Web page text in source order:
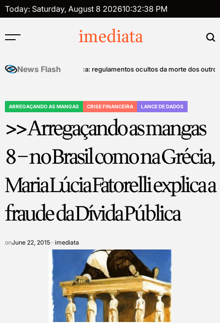
Skip
to
Today: Saturday, August 8 202610:32:39 PM
imediata
News Flash
mentalTanatopolítica: regulamentos ocultos da morte dos outros –
POSTED
ARREGAÇANDO AS MANGAS CRISE FINANCEIRA LANCE DE DADOS
>> Arregaçando as mangas
8 – no Brasil como na Grécia,
Maria Lúcia Fatorelli explica a
fraude da Dívida Pública
onJune 22, 2015 imediata